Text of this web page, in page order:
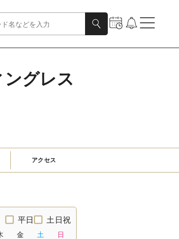
グレス
アクセス
平日 土日祝
金 土 日